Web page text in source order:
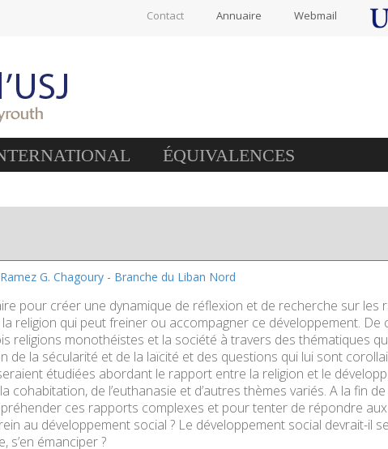
Contact Annuaire Webmail
ÉQUIVALENCES
G. Chagoury - Branche du Liban Nord
pour créer une dynamique de réflexion et de recherche sur les
religion qui peut freiner ou accompagner ce développement. De
religions monothéistes et la société à travers des thématiques
de la sécularité et de la laïcité et des questions qui lui sont
étudiées abordant le rapport entre la religion et le
cohabitation, de l’euthanasie et d’autres thèmes variés. A la fin
ces rapports complexes et pour tenter de répondre
au développement social ? Le développement social devrait-il
s’en émanciper ?